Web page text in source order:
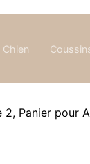
Chien
Panier pour